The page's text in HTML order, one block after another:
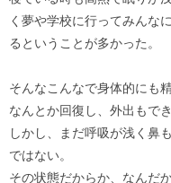
く夢や学校に行ってみんな
るということが多かった。
そんなこんなで身体的にも
なんとか回復し、外出もで
しかし、まだ呼吸が浅く鼻
ではない。
その状態だからか、なんだ